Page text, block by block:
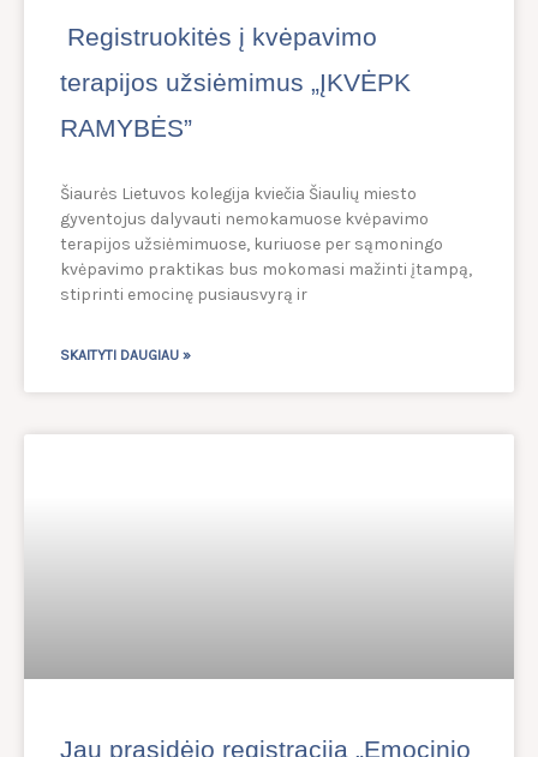
Registruokitės į kvėpavimo
terapijos užsiėmimus „ĮKVĖPK
RAMYBĖS”
Šiaurės Lietuvos kolegija kviečia Šiaulių miesto
gyventojus dalyvauti nemokamuose kvėpavimo
terapijos užsiėmimuose, kuriuose per sąmoningo
kvėpavimo praktikas bus mokomasi mažinti įtampą,
stiprinti emocinę pusiausvyrą ir
SKAITYTI DAUGIAU »
Jau prasidėjo registracija „Emocinio